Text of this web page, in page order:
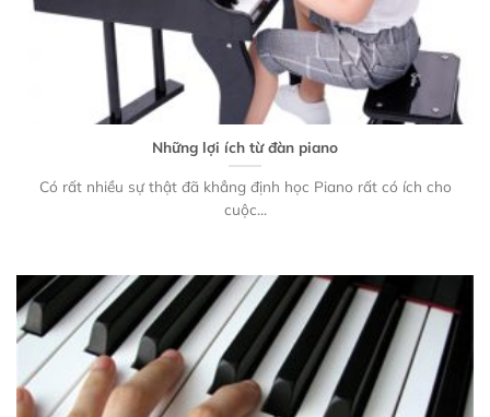
Những lợi ích từ đàn piano
Có rất nhiều sự thật đã khẳng định học Piano rất có ích cho
cuộc...